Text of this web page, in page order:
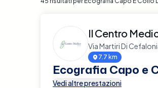
Il Centro
Via Martiri Di
7.7 km
Ecografia Capo e
Vedi altre prestazioni